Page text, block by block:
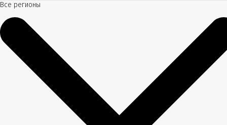
Все регионы